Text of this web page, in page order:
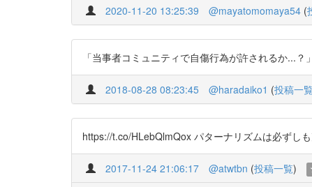
2020-11-20 13:25:39 @mayatomomaya54 (
「当事者コミュニティで自傷行為が許されるか...
2018-08-28 08:23:45 @haradaiko1 (投稿一
https://t.co/HLebQlmQox パターナリズムは必ずし
2017-11-24 21:06:17 @atwtbn (投稿一覧)